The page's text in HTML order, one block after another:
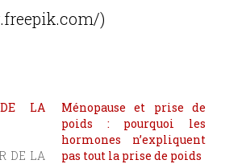
)
LA
DE LA
Ménopause et prise de
poids : pourquoi les
hormones n’expliquent
pas tout la prise de poids